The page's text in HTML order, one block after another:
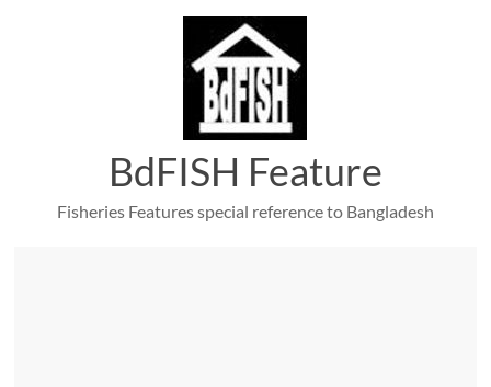
BdFISH Feature
Fisheries Features special reference to Bangladesh